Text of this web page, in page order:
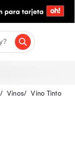
Vinos
Vino Tinto